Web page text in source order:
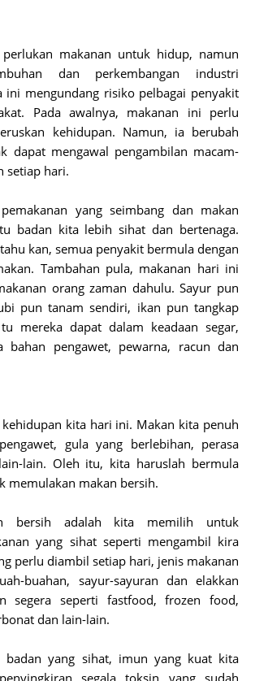
makanan untuk hidup, namun
dan perkembangan industri
ini mengundang risiko pelbagai penyakit
Pada awalnya, makanan ini perlu
kehidupan. Namun, ia berubah
dapat mengawal pengambilan macam-
setiap hari.
yang seimbang dan makan
badan kita lebih sihat dan bertenaga.
kan, semua penyakit bermula dengan
Tambahan pula, makanan hari ini
orang zaman dahulu. Sayur pun
pun tanam sendiri, ikan pun tangkap
mereka dapat dalam keadaan segar,
bahan pengawet, pewarna, racun dan
kehidupan kita hari ini. Makan kita penuh
gula yang berlebihan, perasa
lain. Oleh itu, kita haruslah bermula
memulakan makan bersih.
bersih adalah kita memilih untuk
yang sihat seperti mengambil kira
perlu diambil setiap hari, jenis makanan
buahan, sayur-sayuran dan elakkan
segera seperti fastfood, frozen food,
dan lain-lain.
badan yang sihat, imun yang kuat kita
segala toksin yang sudah